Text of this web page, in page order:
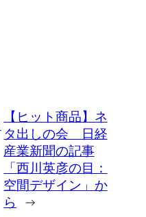
【ヒット商品】ネ
タ出しの会 日経
産業新聞の記事
「西川英彦の目：
空間デザイン」か
ら
→